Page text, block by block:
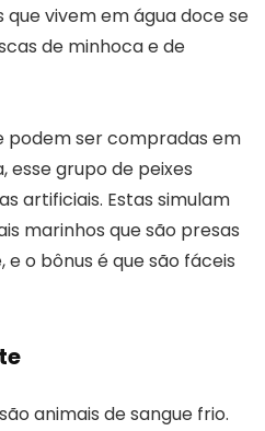
vivem em água doce se
de minhoca e de
podem ser compradas em
esse grupo de peixes
artificiais. Estas simulam
marinhos que são presas
e o bônus é que são fáceis
animais de sangue frio.